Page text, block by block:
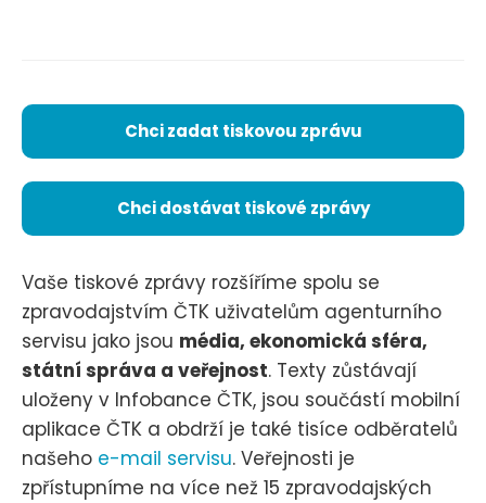
Chci zadat tiskovou zprávu
Chci dostávat tiskové zprávy
Vaše tiskové zprávy rozšíříme spolu se
zpravodajstvím ČTK uživatelům agenturního
servisu jako jsou média, ekonomická sféra,
státní správa a veřejnost. Texty zůstávají
uloženy v Infobance ČTK, jsou součástí mobilní
aplikace ČTK a obdrží je také tisíce odběratelů
našeho e-mail servisu. Veřejnosti je
zpřístupníme na více než 15 zpravodajských